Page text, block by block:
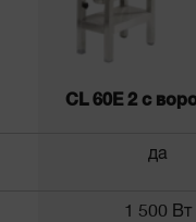
CL 60E 2 с
да
1 500 Вт